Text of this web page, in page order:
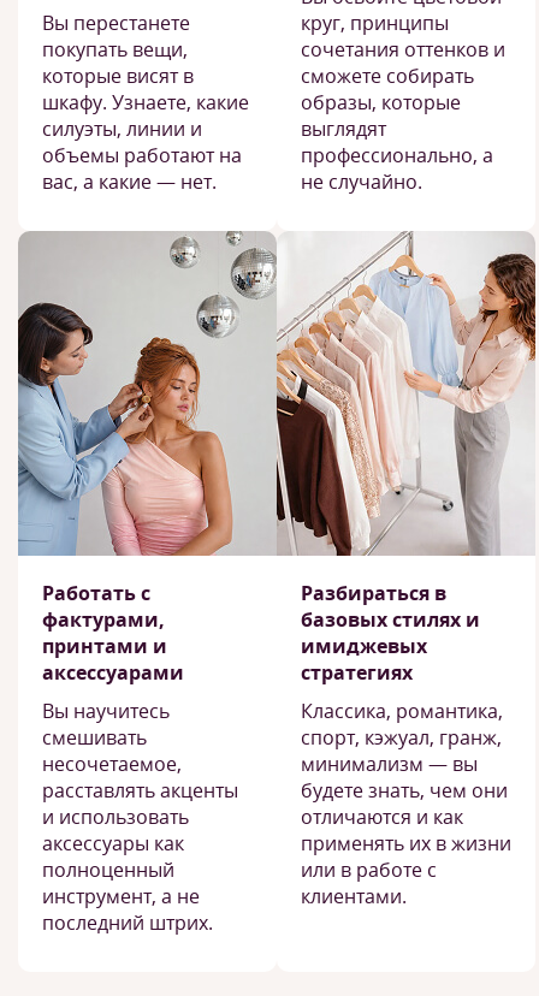
Вы перестанете
покупать вещи,
которые висят в
шкафу. Узнаете, какие
силуэты, линии и
объемы работают на
вас, а какие — нет.
круг, принципы
сочетания оттенков и
сможете собирать
образы, которые
выглядят
профессионально, а
не случайно.
Работать с
фактурами,
принтами и
аксессуарами
Вы научитесь
смешивать
несочетаемое,
расставлять акценты
и использовать
аксессуары как
полноценный
инструмент, а не
последний штрих.
Разбираться в
базовых стилях и
имиджевых
стратегиях
Классика, романтика,
спорт, кэжуал, гранж,
минимализм — вы
будете знать, чем они
отличаются и как
применять их в жизни
или в работе с
клиентами.